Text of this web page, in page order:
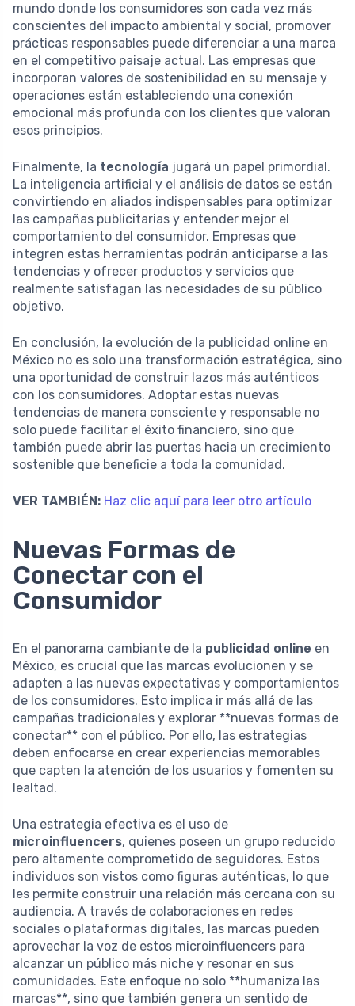
mundo donde los consumidores son cada vez más
conscientes del impacto ambiental y social, promover
prácticas responsables puede diferenciar a una marca
en el competitivo paisaje actual. Las empresas que
incorporan valores de sostenibilidad en su mensaje y
operaciones están estableciendo una conexión
emocional más profunda con los clientes que valoran
esos principios.
Finalmente, la tecnología jugará un papel primordial.
La inteligencia artificial y el análisis de datos se están
convirtiendo en aliados indispensables para optimizar
las campañas publicitarias y entender mejor el
comportamiento del consumidor. Empresas que
integren estas herramientas podrán anticiparse a las
tendencias y ofrecer productos y servicios que
realmente satisfagan las necesidades de su público
objetivo.
En conclusión, la evolución de la publicidad online en
México no es solo una transformación estratégica, sino
una oportunidad de construir lazos más auténticos
con los consumidores. Adoptar estas nuevas
tendencias de manera consciente y responsable no
solo puede facilitar el éxito financiero, sino que
también puede abrir las puertas hacia un crecimiento
sostenible que beneficie a toda la comunidad.
VER TAMBIÉN: Haz clic aquí para leer otro artículo
Nuevas Formas de
Conectar con el
Consumidor
En el panorama cambiante de la publicidad online en
México, es crucial que las marcas evolucionen y se
adapten a las nuevas expectativas y comportamientos
de los consumidores. Esto implica ir más allá de las
campañas tradicionales y explorar **nuevas formas de
conectar** con el público. Por ello, las estrategias
deben enfocarse en crear experiencias memorables
que capten la atención de los usuarios y fomenten su
lealtad.
Una estrategia efectiva es el uso de
microinfluencers, quienes poseen un grupo reducido
pero altamente comprometido de seguidores. Estos
individuos son vistos como figuras auténticas, lo que
les permite construir una relación más cercana con su
audiencia. A través de colaboraciones en redes
sociales o plataformas digitales, las marcas pueden
aprovechar la voz de estos microinfluencers para
alcanzar un público más niche y resonar en sus
comunidades. Este enfoque no solo **humaniza las
marcas**, sino que también genera un sentido de